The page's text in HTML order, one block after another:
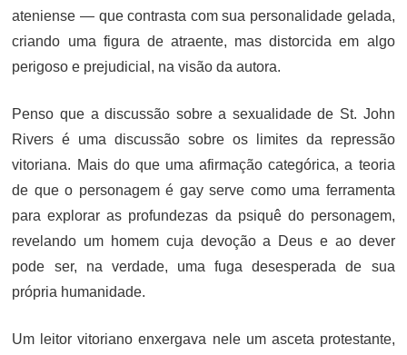
ateniense — que contrasta com sua personalidade gelada,
criando uma figura de atraente, mas distorcida em algo
perigoso e prejudicial, na visão da autora.
Penso que a discussão sobre a sexualidade de St. John
Rivers é uma discussão sobre os limites da repressão
vitoriana. Mais do que uma afirmação categórica, a teoria
de que o personagem é gay serve como uma ferramenta
para explorar as profundezas da psiquê do personagem,
revelando um homem cuja devoção a Deus e ao dever
pode ser, na verdade, uma fuga desesperada de sua
própria humanidade.
Um leitor vitoriano enxergava nele um asceta protestante,